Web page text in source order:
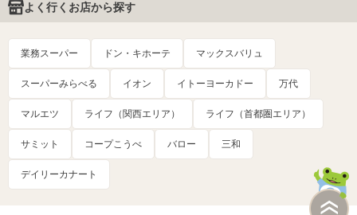
よく行くお店から探す
業務スーパー ドン・キホーテ マックスバリュ
スーパーみらべる イオン イトーヨーカドー 万代
マルエツ ライフ（関西エリア） ライフ（首都圏エリア）
サミット コープこうべ バロー 三和
デイリーカナート